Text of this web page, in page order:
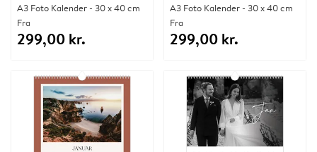
A3 Foto Kalender - 30 x 40 cm
Fra
299,00 kr.
A3 Foto Kalender - 30 x 40 cm
Fra
299,00 kr.